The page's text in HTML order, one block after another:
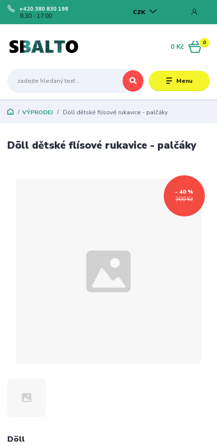
Menu
CZK
+420 380 830 198
8.30 - 17.00
0
0 Kč
VÝPRODEJ Döll dětské flísové rukavice - palčáky
Döll dětské flísové rukavice - palčáky
300 Kč
- 40 %
Döll